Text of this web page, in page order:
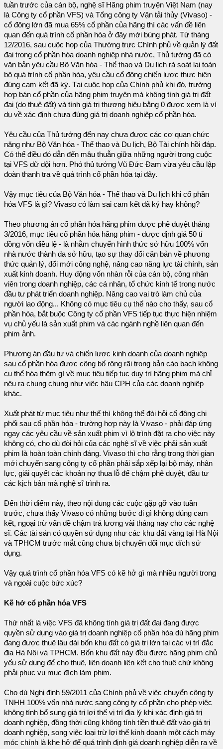
tuần trước của cán bộ, nghệ sĩ Hãng phim truyện Việt Nam (nay
là Công ty cổ phần VFS) và Tổng công ty Vận tải thủy (Vivaso) -
cổ đông lớn đã mua 65% cổ phần của hãng thì các vấn đề liên
quan đến quá trình cổ phần hóa ở đây mới bùng phát. Từ tháng
12/2016, sau cuộc họp của Thường trực Chính phủ về quản lý đất
đai trong cổ phần hóa doanh nghiệp nhà nước, Thủ tướng đã có
văn bản yêu cầu Bộ Văn hóa - Thể thao và Du lịch rà soát lại toàn
bộ quá trình cổ phần hóa, yêu cầu cổ đông chiến lược thực hiện
đúng cam kết đã ký. Tại cuộc họp của Chính phủ khi đó, trường
hợp bán cổ phần của hãng phim truyện mà không tính giá trị đất
đai (do thuê đất) và tính giá trị thương hiệu bằng 0 được xem là ví
dụ về xác định chưa đúng giá trị doanh nghiệp cổ phần hóa.
Yêu cầu của Thủ tướng đến nay chưa được các cơ quan chức
năng như Bộ Văn hóa - Thể thao và Du lịch, Bộ Tài chính hồi đáp.
Có thể điều đó dẫn đến mâu thuẫn giữa những người trong cuộc
tại VFS dữ dội hơn. Phó thủ tướng Vũ Đức Đam vừa yêu cầu lập
đoàn thanh tra về quá trình cổ phần hóa tại đây.
Vậy mục tiêu của Bộ Văn hóa - Thể thao và Du lịch khi cổ phần
hóa VFS là gì? Vivaso có làm sai cam kết đã ký hay không?
Theo phương án cổ phần hóa hãng phim được phê duyệt tháng
3/2016, mục tiêu cổ phần hóa hãng phim - được định giá 50 tỉ
đồng vốn điều lệ - là nhằm chuyển hình thức sở hữu 100% vốn
nhà nước thành đa sở hữu, tạo sự thay đổi căn bản về phương
thức quản lý, đổi mới công nghệ, nâng cao năng lực tài chính, sản
xuất kinh doanh. Huy động vốn nhàn rỗi của cán bộ, công nhân
viên trong doanh nghiệp, các cá nhân, tổ chức kinh tế trong nước
đầu tư phát triển doanh nghiệp. Nâng cao vai trò làm chủ của
người lao động... Không có mục tiêu cụ thể nào cho thấy, sau cổ
phần hóa, bắt buộc Công ty cổ phần VFS tiếp tục thực hiện nhiệm
vụ chủ yếu là sản xuất phim và các ngành nghề liên quan đến
phim ảnh.
Phương án đầu tư và chiến lược kinh doanh của doanh nghiệp
sau cổ phần hóa được công bố rộng rãi trong bản cáo bạch không
cụ thể hóa thêm gì về mục tiêu tiếp tục duy trì hãng phim mà chỉ
nêu ra chung chung như việc hậu CPH của các doanh nghiệp
khác.
Xuất phát từ mục tiêu như thế thì không thể đòi hỏi cổ đông chi
phối sau cổ phần hóa - trường hợp này là Vivaso - phải đáp ứng
ngay các yêu cầu về sản xuất phim vì lộ trình đặt ra cho việc này
không có, cho dù đòi hỏi của các nghệ sĩ về việc phải sản xuất
phim là hoàn toàn chính đáng. Vivaso thì cho rằng trong thời gian
mới chuyển sang công ty cổ phần phải sắp xếp lại bộ máy, nhân
lực, giải quyết các khoản nợ thua lỗ để chậm phê duyệt, đầu tư
các kịch bản mà nghệ sĩ trình ra.
Đến thời điểm này, theo nội dung các cuộc gặp gỡ vào tuần
trước, chưa thấy Vivaso có những bước đi gì không đúng cam
kết, ngoại trừ vấn đề chậm trả lương vài tháng nay cho các nghệ
sĩ. Các tài sản có quyền sử dụng như các khu đất vàng tại Hà Nội
và TPHCM trước mắt cũng chưa bị chuyển đổi mục đích sử
dụng.
Vậy quá trình cổ phần hóa VFS có kẽ hở gì mà nhiều người trong
và ngoài cuộc bức xúc?
Kẽ hở cổ phần hóa VFS
Thứ nhất là việc VFS đã không tính giá trị đất đai đang được
quyền sử dụng vào giá trị doanh nghiệp cổ phần hóa dù hãng phim
đang được thuê lâu dài bốn khu đất có giá trị lớn tại các vị trí đắc
địa Hà Nội và TPHCM. Bốn khu đất này đều được hãng phim chủ
yếu sử dụng để cho thuê, liên doanh liên kết cho thuê chứ không
phải phục vụ mục đích làm phim.
Cho dù Nghị định 59/2011 của Chính phủ về việc chuyển công ty
TNHH 100% vốn nhà nước sang công ty cổ phần cho phép việc
không tính bổ sung giá trị lợi thế vị trí địa lý khi xác định giá trị
doanh nghiệp, đồng thời cũng không tính tiền thuê đất vào giá trị
doanh nghiệp, song việc loại trừ lợi thế kinh doanh một cách máy
móc chính là khe hở để quá trình định giá doanh nghiệp diễn ra về